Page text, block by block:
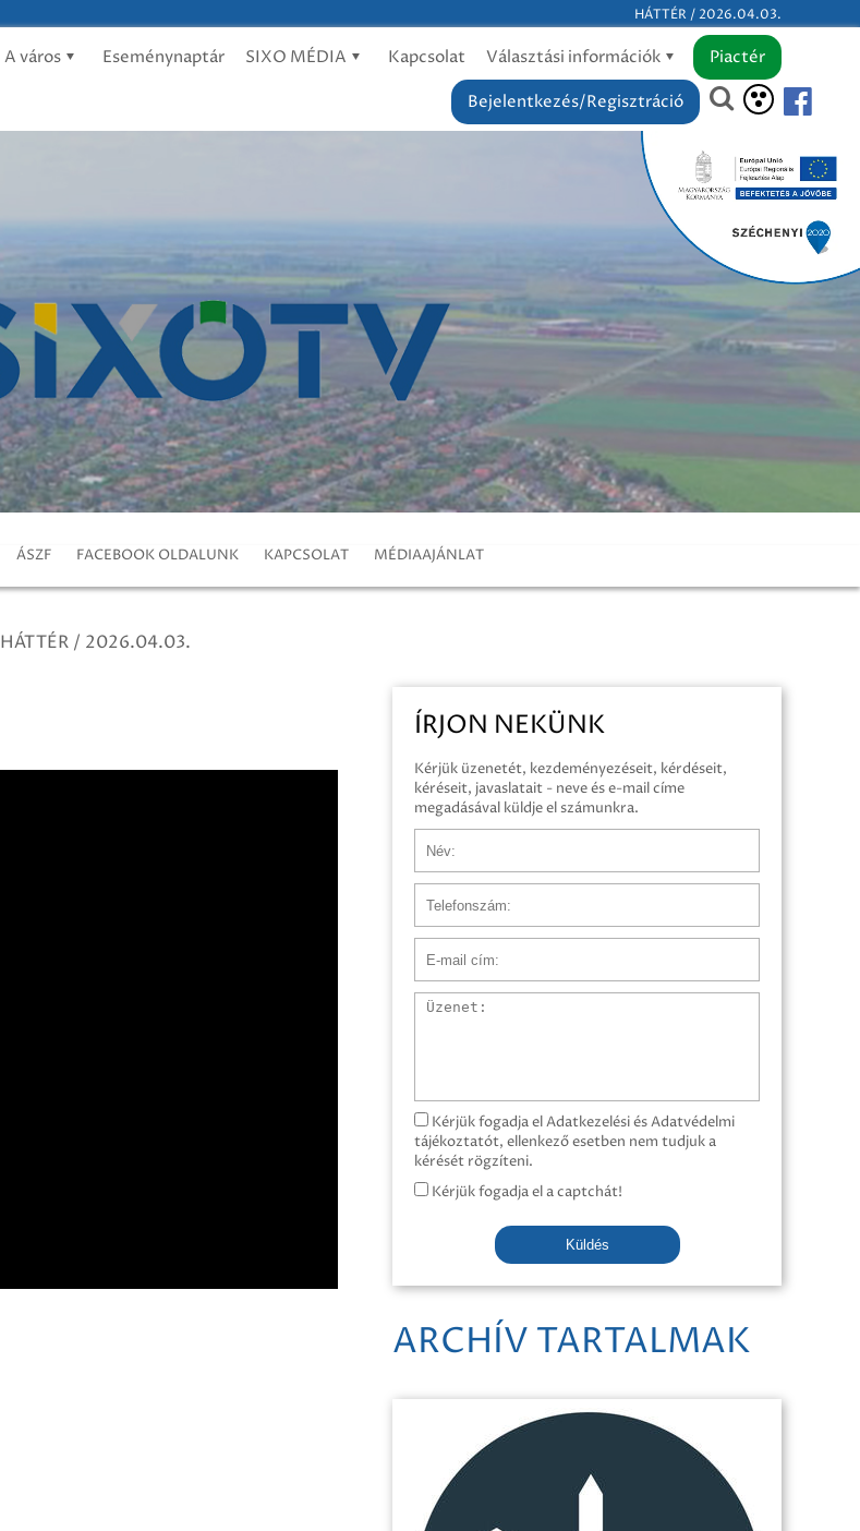
HÁTTÉR / 2026.04.03.
A város Eseménynaptár SIXO MÉDIA Kapcsolat Választási információk
Piactér
Bejelentkezés/Regisztráció
ÁSZF FACEBOOK OLDALUNK KAPCSOLAT MÉDIAAJÁNLAT
HÁTTÉR / 2026.04.03.
ÍRJON NEKÜNK
Kérjük üzenetét, kezdeményezéseit, kérdéseit,
kéréseit, javaslatait - neve és e-mail címe
megadásával küldje el számunkra.
Üzenet
Kérjük fogadja el Adatkezelési és Adatvédelmi
tájékoztatót, ellenkező esetben nem tudjuk a
kérését rögzíteni.
Kérjük fogadja el a captchát!
Küldés
ARCHÍV TARTALMAK